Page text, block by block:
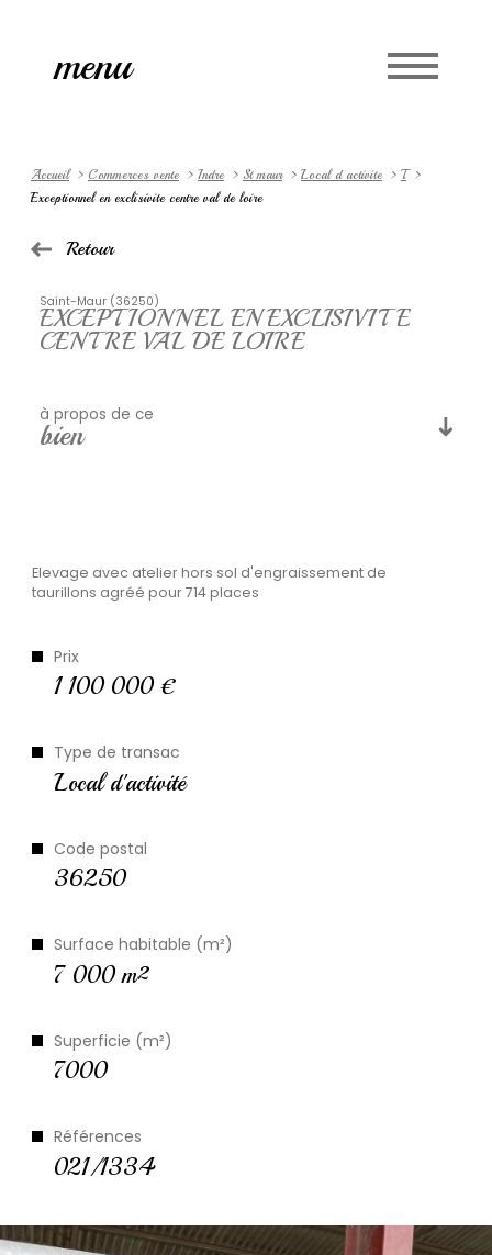
menu
Accueil Commerces vente Indre St maur Local d activite
T
Exceptionnel en exclisivite centre val de loire
Retour
Saint-Maur (36250)
EXCEPTIONNEL EN EXCLISIVITE
CENTRE VAL DE LOIRE
à propos de ce
bien
financières
Bilan
énergétique
Elevage avec atelier hors sol d'engraissement de
taurillons agréé pour 714 places
Prix
1 100 000 €
Type de transac
Local d'activité
Code postal
36250
Surface habitable (m²)
7 000 m²
Superficie (m²)
7000
Références
021/1334